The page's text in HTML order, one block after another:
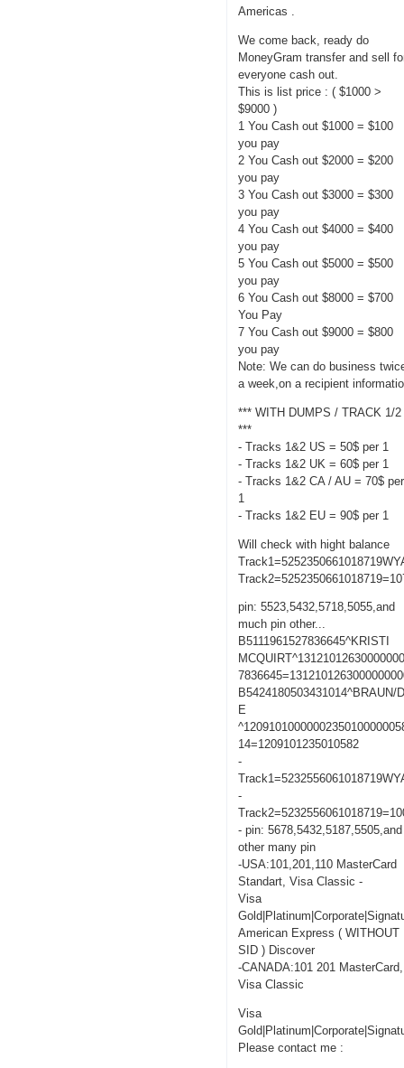
Americas .
We come back, ready do
MoneyGram transfer and sell
everyone cash out.
This is list price : ( $1000 >
$9000 )
1 You Cash out $1000 = $100
you pay
2 You Cash out $2000 = $200
you pay
3 You Cash out $3000 = $300
you pay
4 You Cash out $4000 = $400
you pay
5 You Cash out $5000 = $500
you pay
6 You Cash out $8000 = $700
You Pay
7 You Cash out $9000 = $800
you pay
Note: We can do business
a week,on a recipient
*** WITH DUMPS / TRACK 1/2
***
- Tracks 1&2 US = 50$ per 1
- Tracks 1&2 UK = 60$ per 1
- Tracks 1&2 CA / AU = 70$ per
1
- Tracks 1&2 EU = 90$ per 1
Will check with hight balance
pin: 5523,5432,5718,5055,and
much pin other...
B5111961527836645^KRISTI
B5424180503431014^BRAUN/
E
14=1209101235010582
-
-
- pin: 5678,5432,5187,5505,and
other many pin
-USA:101,201,110 MasterCard
Standart, Visa Classic -
Visa
American Express ( WITHOUT
SID ) Discover
-CANADA:101 201 MasterCard,
Visa Classic
Visa
Please contact me :